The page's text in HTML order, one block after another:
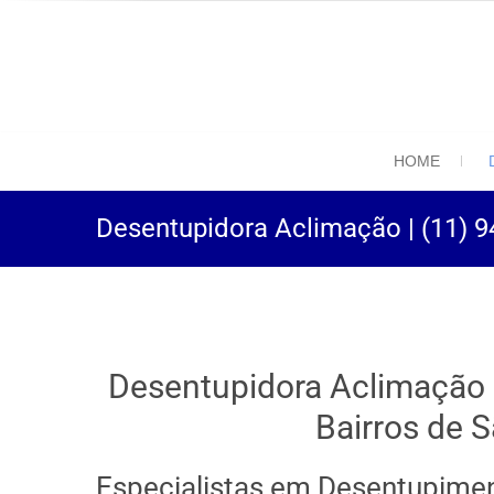
HOME
Desentupidora Aclimação | (11)
Desentupidora
Bairros de
Especialistas em